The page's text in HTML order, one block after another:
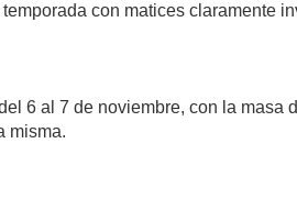
con matices claramente
6 al 7 de noviembre, con la masa
misma.